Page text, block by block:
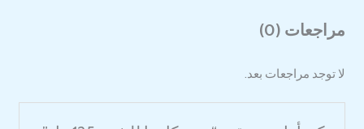
مراجعات (0)
لا توجد مراجعات بعد.